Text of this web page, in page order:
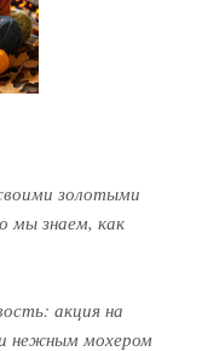
золотыми
мы знаем, как
акция на
нежным мохером